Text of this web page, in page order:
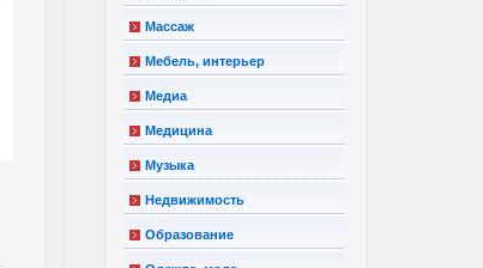
Массаж
Мебель, интерьер
Медиа
Медицина
Музыка
Недвижимость
Образование